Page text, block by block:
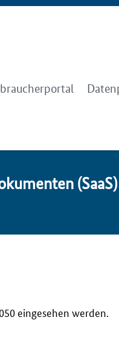
(SaaS)
eingesehen werden.